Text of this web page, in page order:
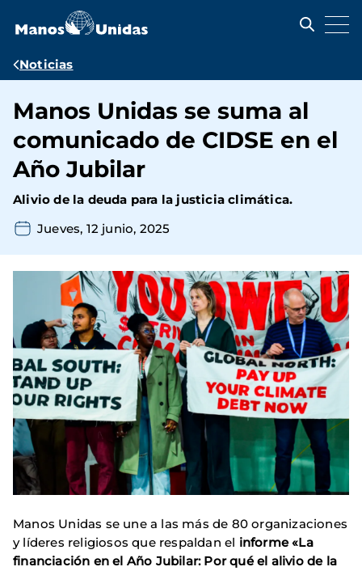
contenido
Ruta
navegación
Noticias
Manos Unidas se suma al
comunicado de CIDSE en el
Año Jubilar
Alivio de la deuda para la justicia climática.
Jueves, 12 junio, 2025
Manos Unidas se une a las más de 80 organizaciones
y líderes religiosos que respaldan el informe «La
financiación en el Año Jubilar: Por qué el alivio de la